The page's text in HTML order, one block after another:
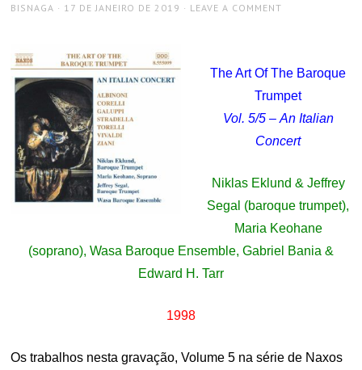
AUTHOR
BISNAGA
POSTED
17 DE JANEIRO DE 2019 LEAVE A COMMENT
The Art Of The Baroque
Trumpet
Vol. 5/5 – An Italian
Concert
Niklas Eklund & Jeffrey
Segal (baroque trumpet),
Maria Keohane
(soprano), Wasa Baroque Ensemble, Gabriel Bania &
Edward H. Tarr
1998
Os trabalhos nesta gravação, Volume 5 na série de Naxos